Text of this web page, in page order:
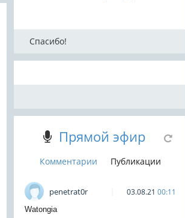
Спасибо!
Прямой эфир
Комментарии Публикации
penetrat0r 03.08.21 00:11
Watongia